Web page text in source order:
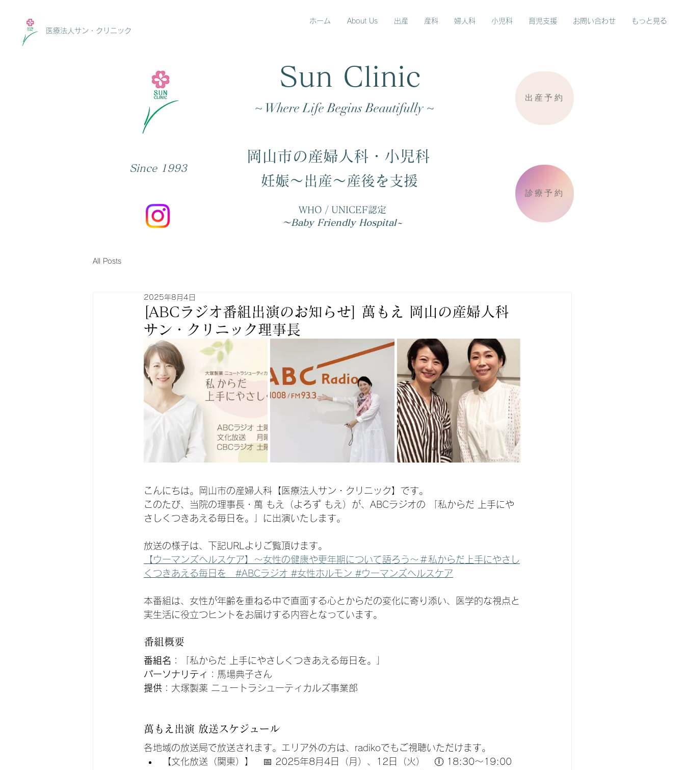
医療法人サン・クリニック
ホーム About Us 出産 産科 婦人科 小児科 育児支援 お問い合わせ もっと見る
Sun Clinic
出産予約
~ Where Life Begins Beautifully ~
Since 1993
岡山市の産婦人科・小児科
妊娠～出産～産後を支援
WHO / UNICEF認定
～Baby Friendly Hospital~
診療予約
All Posts
[ABCラジオ番組出演のお知らせ] 萬もえ 岡山の産婦人科
サン・クリニック理事長
2025年8月4日
こんにちは。岡山市の産婦人科【医療法人サン・クリニック】です。
このたび、当院の理事長・萬 もえ（よろず もえ）が、ABCラジオの 「私からだ 上手にや
さしくつきあえる毎日を。」に出演いたします。
放送の様子は、下記URLよりご覧頂けます。
【ウーマンズヘルスケア】～女性の健康や更年期について語ろう～＃私からだ上手にやさし
くつきあえる毎日を　#ABCラジオ #女性ホルモン #ウーマンズヘルスケア
本番組は、女性が年齢を重ねる中で直面する心とからだの変化に寄り添い、医学的な視点と
実生活に役立つヒントをお届けする内容となっています。
番組概要
番組名 ：「私からだ 上手にやさしくつきあえる毎日を。」
パーソナリティ
：馬場典子さん
提供 ：大塚製薬 ニュートラシューティカルズ事業部
萬もえ出演 放送スケジュール
各地域の放送局で放送されます。エリア外の方は、radikoでもご視聴いただけます。
【文化放送（関東）】　📅 2025年8月4日（月）、12日（火）　🕕 18:30〜19:00